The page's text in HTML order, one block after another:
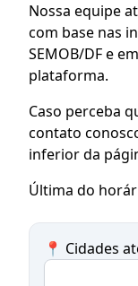
Nossa equipe
com base nas
SEMOB/DF e
plataforma.
Caso perceba
contato
inferior da
Última do
📍 Cidades